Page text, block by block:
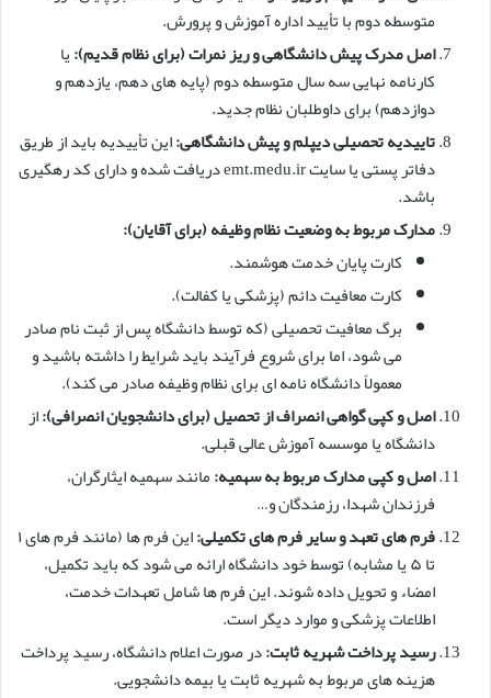
متوسطه دوم با تأیید اداره آموزش و پرورش.
اصل مدرک پیش دانشگاهی و ریز نمرات (برای نظام قدیم):یا
کارنامه نهایی سه سال متوسطه دوم (پایه های دهم، یازدهم و
دوازدهم) برای داوطلبان نظام جدید.
تاییدیه تحصیلی دیپلم و پیش دانشگاهی:این تأییدیه باید از طریق
دفاتر پستی یا سایت emt.medu.ir دریافت شده و دارای کد رهگیری
باشد.
مدارک مربوط به وضعیت نظام وظیفه (برای آقایان):
کارت پایان خدمت هوشمند.
کارت معافیت دائم (پزشکی یا کفالت).
برگ معافیت تحصیلی (که توسط دانشگاه پس از ثبت نام صادر
می شود، اما برای شروع فرآیند باید شرایط را داشته باشید و
معمولاً دانشگاه نامه ای برای نظام وظیفه صادر می کند).
اصل و کپی گواهی انصراف از تحصیل (برای دانشجویان انصرافی):از
دانشگاه یا موسسه آموزش عالی قبلی.
اصل و کپی مدارک مربوط به سهمیه:مانند سهمیه ایثارگران،
فرزندان شهدا، رزمندگان و…
فرم های تعهد و سایر فرم های تکمیلی:
این فرم ها (مانند فرم های ۱
تا ۵ یا مشابه) توسط خود دانشگاه ارائه می شود که باید تکمیل،
امضاء و تحویل داده شوند. این فرم ها شامل تعهدات خدمت،
اطلاعات پزشکی و موارد دیگر است.
رسید پرداخت شهریه ثابت:در صورت اعلام دانشگاه، رسید پرداخت
هزینه های مربوط به شهریه ثابت یا بیمه دانشجویی.